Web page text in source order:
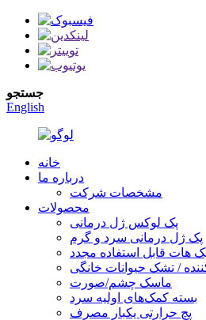
جستجو
English
خانه
درباره ما
مشخصات شرکت
محصولات
پک لوکس ژل درمانی
پک ژل درمانی سرد و گرم
هات قابل استفاده مجدد
/ تشک حیوانات خانگی
ماسک چشم/صورت
بسته کمک‌های اولیه سرد
پچ حرارتی یکبار مصرف